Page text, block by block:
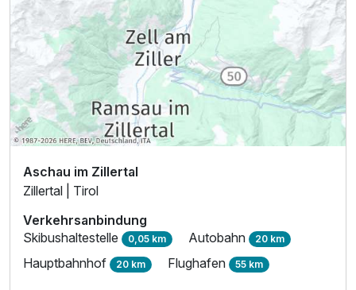
Aschau im Zillertal
Zillertal | Tirol
Verkehrsanbindung
Skibushaltestelle 0,05 km Autobahn 20 km
Hauptbahnhof 20 km Flughafen 55 km